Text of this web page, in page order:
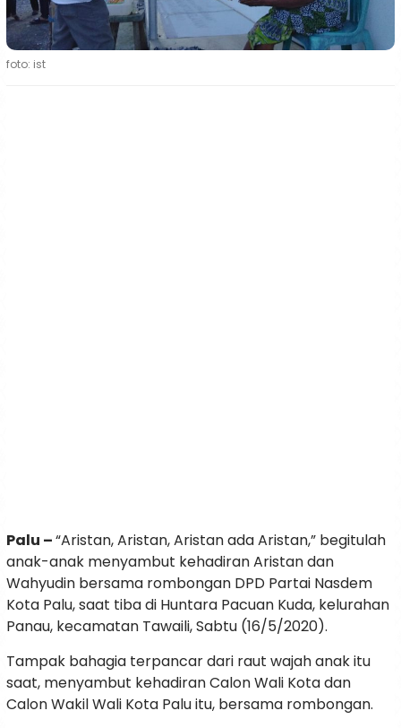
foto: ist
Palu –“Aristan, Aristan, Aristan ada Aristan,” begitulah
anak-anak menyambut kehadiran Aristan dan
Wahyudin bersama rombongan DPD Partai Nasdem
Kota Palu, saat tiba di Huntara Pacuan Kuda, kelurahan
Panau, kecamatan Tawaili, Sabtu (16/5/2020).
Tampak bahagia terpancar dari raut wajah anak itu
saat, menyambut kehadiran Calon Wali Kota dan
Calon Wakil Wali Kota Palu itu, bersama rombongan.